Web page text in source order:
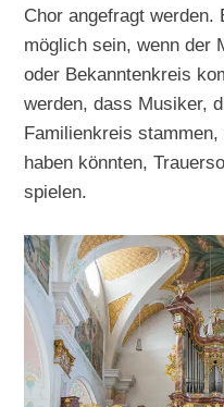
Chor angefragt
möglich sein, wenn der
oder Bekanntenkreis
werden, dass Musiker,
Familienkreis
haben könnten,
spielen.